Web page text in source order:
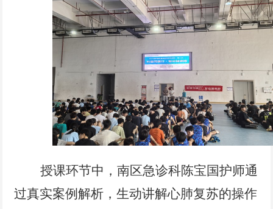
授课环节中，南区急诊科陈宝国护师通
过真实案例解析，生动讲解心肺复苏的操作